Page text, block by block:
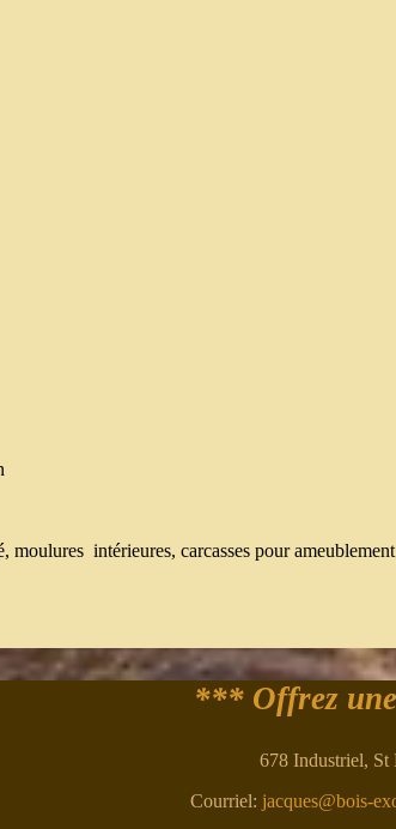
moulures intérieures, carcasses pour
*** Offrez
678 Industriel, St
Courriel: jacques@bois-